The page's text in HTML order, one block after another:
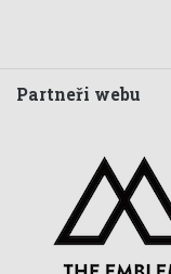
Partneři webu